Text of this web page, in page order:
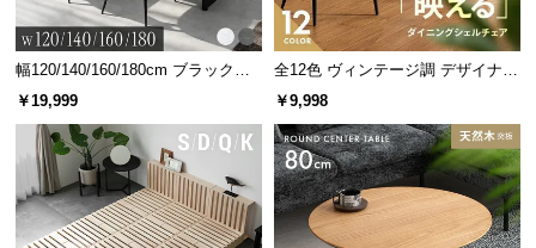
フローリングなど床面への傷を防止
します。
お掃除しやすいソファ下空間
脚の高さは約12㎝。ロボット掃除機も入りやすく、
カゴ等を使えば収納スペースとしても活用できま
す。
幅120/140/160/180cm ブラックフ
レーム ダイニング 大理石調 4人掛
￥19,999
全12色 ヴィンテージ調 デザイナー
ズシェルチェア
￥9,998